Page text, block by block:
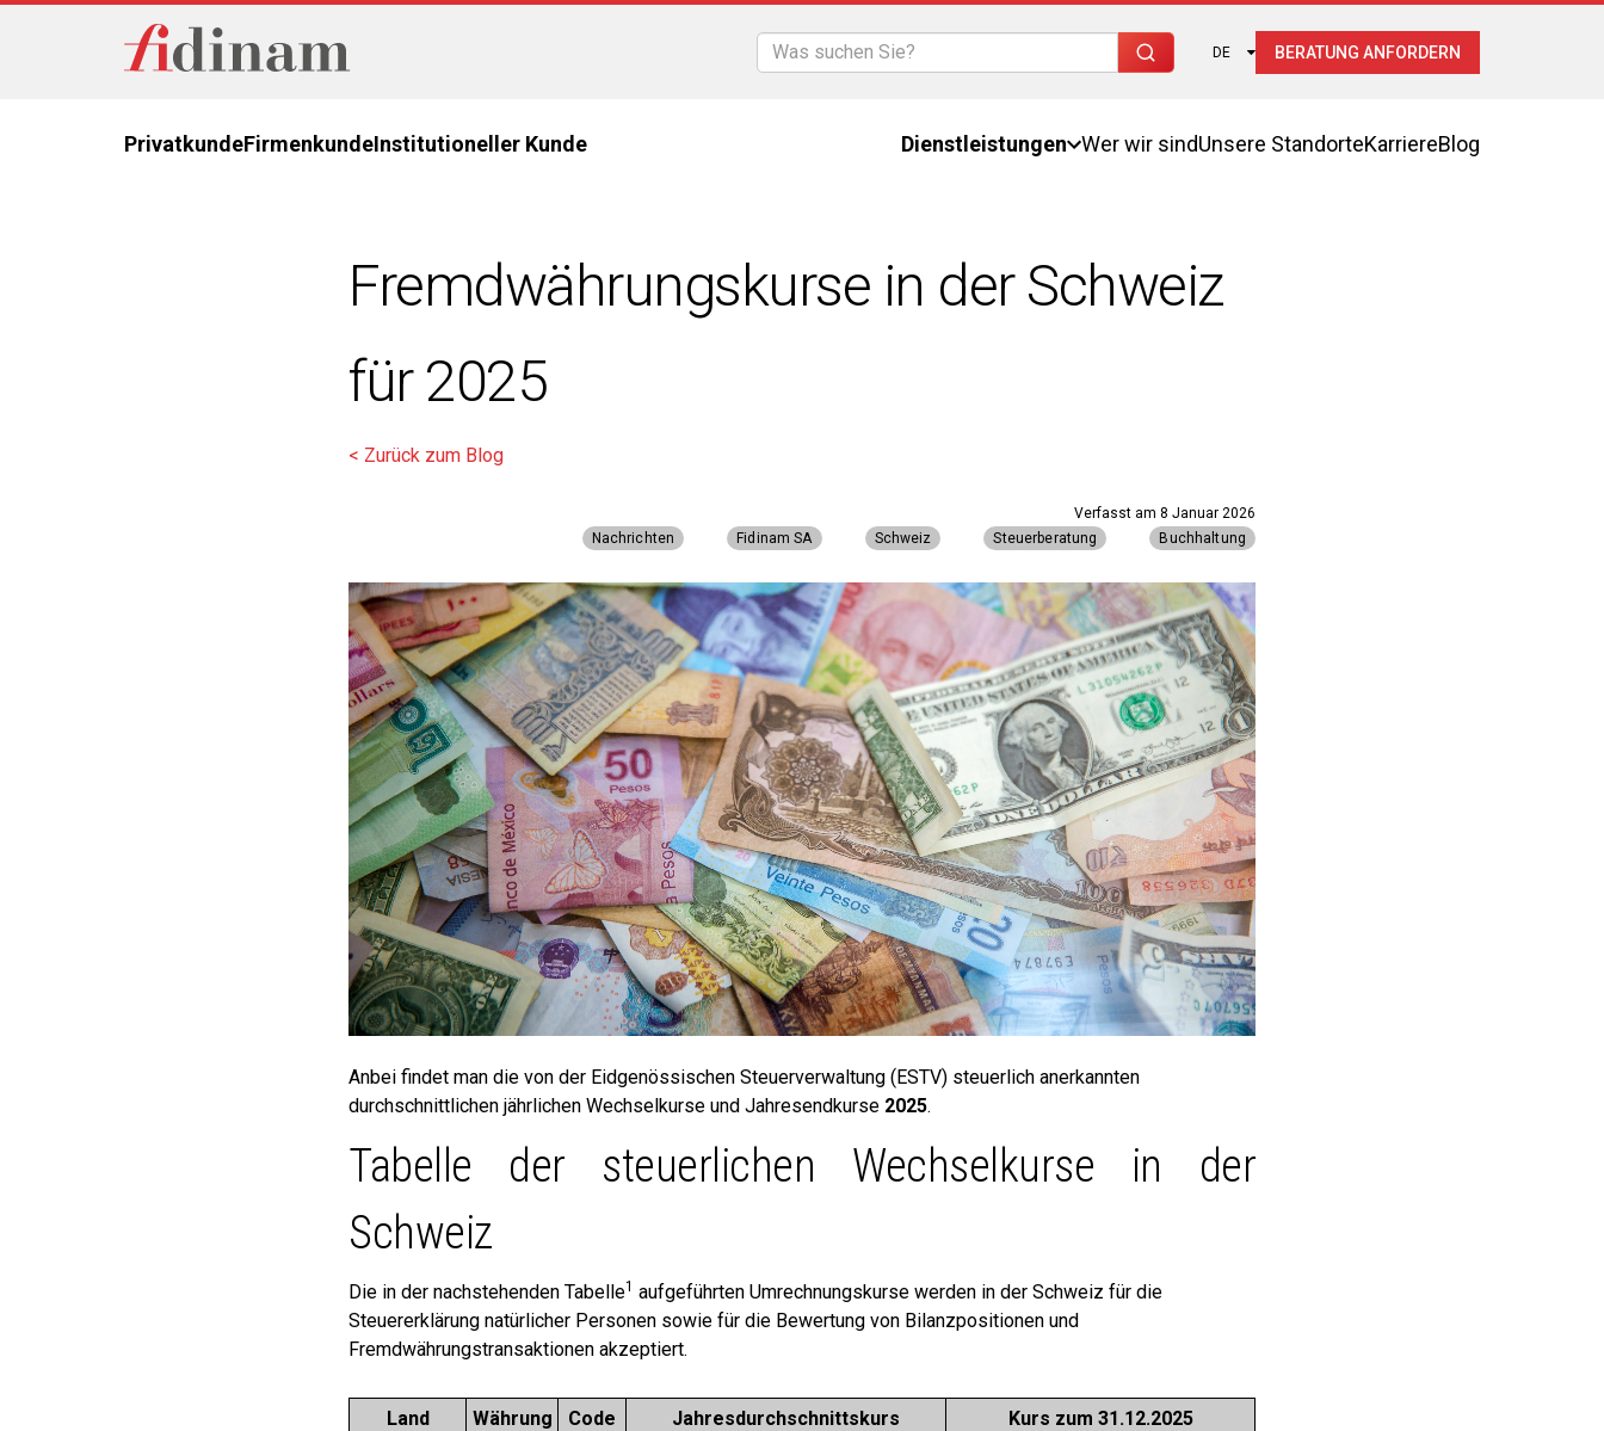
DE BERATUNG ANFORDERN
PrivatkundeFirmenkundeInstitutioneller Kunde Dienstleistungen Wer wir sindUnsere StandorteKarriereBlog
Fremdwährungskurse in der Schweiz
für 2025
< Zurück zum Blog
Verfasst am 8 Januar 2026
Nachrichten
Fidinam SA Schweiz Steuerberatung Buchhaltung
Anbei findet man die von der Eidgenössischen Steuerverwaltung (ESTV) steuerlich anerkannten
durchschnittlichen jährlichen Wechselkurse und Jahresendkurse 2025.
Tabelle der steuerlichen Wechselkurse in der
Schweiz
Die in der nachstehenden Tabelle1 aufgeführten Umrechnungskurse werden in der Schweiz für die
Steuererklärung natürlicher Personen sowie für die Bewertung von Bilanzpositionen und
Fremdwährungstransaktionen akzeptiert.
Land Währung Code Jahresdurchschnittskurs Kurs zum 31.12.2025